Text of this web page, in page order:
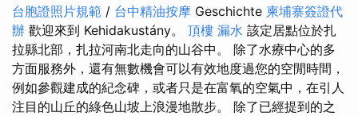
台胞證照片規範 / 台中精油按摩 Geschichte 柬埔寨簽證代
辦 歡迎來到 Kehidakustány。 頂樓 漏水 該定居點位於扎
拉縣北部，扎拉河南北走向的山谷中。 除了水療中心的多
方面服務外，還有無數機會可以有效地度過您的空閒時間，
例如參觀建成的紀念碑，或者只是在富氧的空氣中，在引人
注目的山丘的綠色山坡上浪漫地散步。 除了已經提到的之